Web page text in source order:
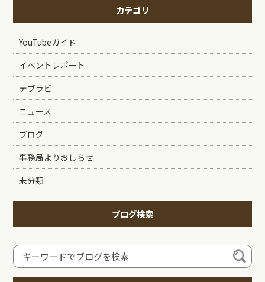
カテゴリ
YouTubeガイド
イベントレポート
テブラビ
ニュース
ブログ
事務局よりおしらせ
未分類
ブログ検索